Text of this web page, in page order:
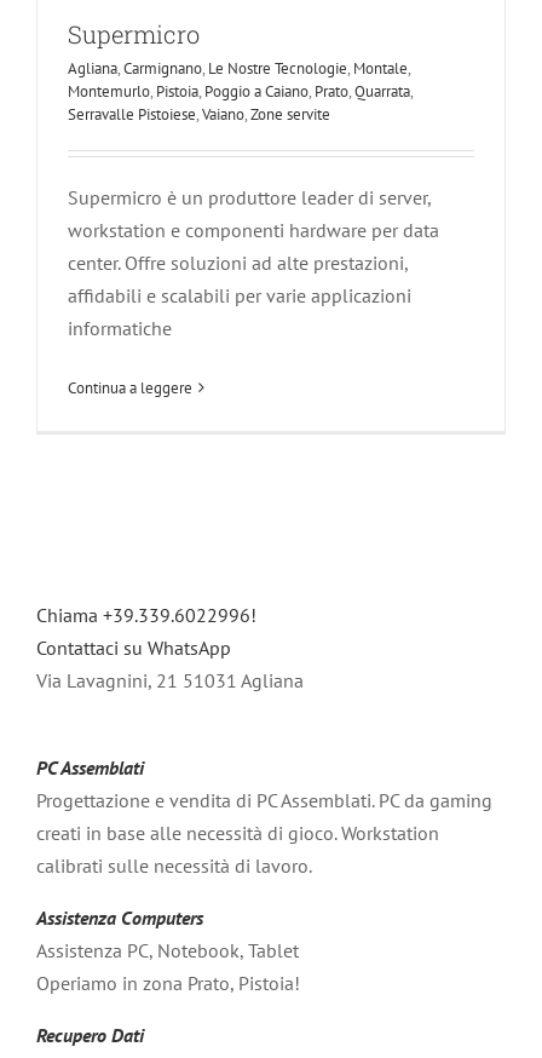
Supermicro
Agliana,Carmignano, Le Nostre Tecnologie, Montale,
Montemurlo, Pistoia, Poggio a Caiano, Prato,Quarrata,
Serravalle Pistoiese,Vaiano,Zone servite
Supermicro è un produttore leader di server,
workstation e componenti hardware per data
center. Offre soluzioni ad alte prestazioni,
affidabili e scalabili per varie applicazioni
informatiche
Continua a leggere
Chiama +39.339.6022996!
Contattaci su WhatsApp
Via Lavagnini, 21 51031 Agliana
PC Assemblati
Progettazione e vendita di PC Assemblati. PC da gaming
creati in base alle necessità di gioco. Workstation
calibrati sulle necessità di lavoro.
Assistenza Computers
Assistenza PC, Notebook, Tablet
Operiamo in zona Prato, Pistoia!
Recupero Dati